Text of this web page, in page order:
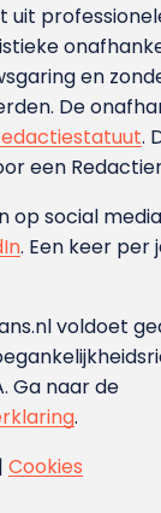
en
De
.
een
op social
. Een keer per
voldoet
Ga naar de
.
Cookies